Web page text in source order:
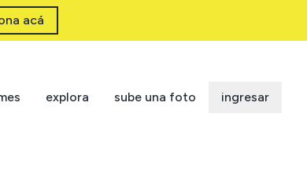
acá
explora sube una foto ingresar